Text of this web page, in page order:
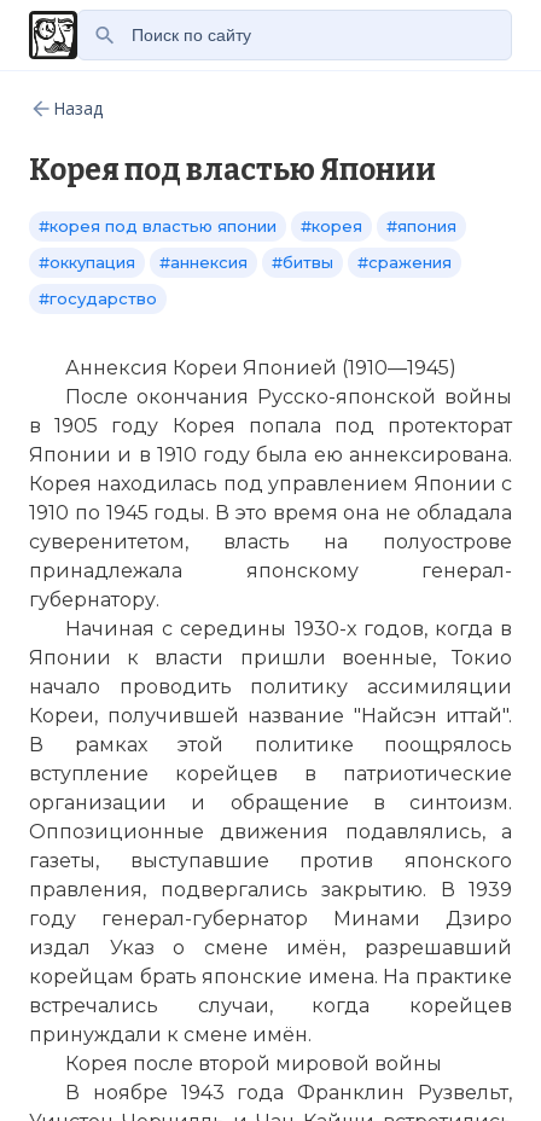
Назад
Корея под властью Японии
#корея под властью японии #корея
#япония
#оккупация
#аннексия #битвы
#сражения
#государство
Аннексия Кореи Японией (1910—1945)
После окончания Русско-японской войны
в 1905 году Корея попала под протекторат
Японии и в 1910 году была ею аннексирована.
Корея находилась под управлением Японии с
1910 по 1945 годы. В это время она не обладала
суверенитетом, власть на полуострове
принадлежала японскому генерал-
губернатору.
Начиная с середины 1930-х годов, когда в
Японии к власти пришли военные, Токио
начало проводить политику ассимиляции
Кореи, получившей название "Найсэн иттай".
В рамках этой политике поощрялось
вступление корейцев в патриотические
организации и обращение в синтоизм.
Оппозиционные движения подавлялись, а
газеты, выступавшие против японского
правления, подвергались закрытию. В 1939
году генерал-губернатор Минами Дзиро
издал Указ о смене имён, разрешавший
корейцам брать японские имена. На практике
встречались случаи, когда корейцев
принуждали к смене имён.
Корея после второй мировой войны
В ноябре 1943 года Франклин Рузвельт,